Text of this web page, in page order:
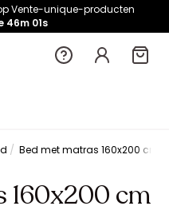
Vente-unique-producten
46m 00s
Bed met matras 160x200 cm
160x200 cm